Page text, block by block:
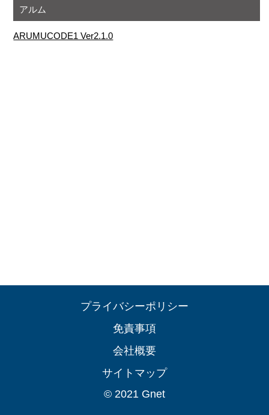
アルム
ARUMUCODE1 Ver2.1.0
プライバシーポリシー
免責事項
会社概要
サイトマップ
© 2021 Gnet